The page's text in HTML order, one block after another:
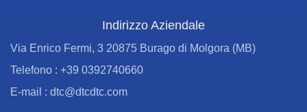
Indirizzo Aziendale
Via Enrico Fermi, 3 20875 Burago di Molgora (MB)
Telefono : +39 0392740660
E-mail : dtc@dtcdtc.com